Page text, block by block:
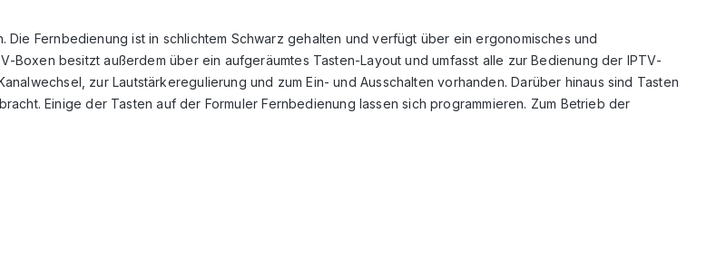
Fernbedienung ist in schlichtem Schwarz gehalten und verfügt über ein ergonomisches und
Boxen besitzt außerdem über ein aufgeräumtes Tasten-Layout und umfasst alle zur Bedienung der IPTV-
zur Lautstärkeregulierung und zum Ein- und Ausschalten vorhanden. Darüber hinaus sind Tasten
Einige der Tasten auf der Formuler Fernbedienung lassen sich programmieren. Zum Betrieb der